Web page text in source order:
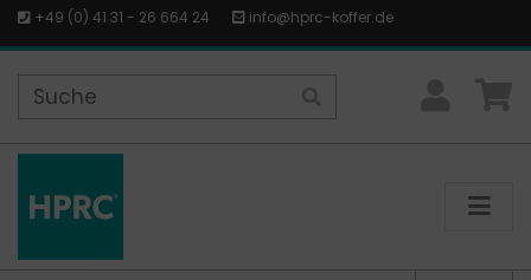
+49 (0) 41 31 - 26 664 24 info@hprc-koffer.de